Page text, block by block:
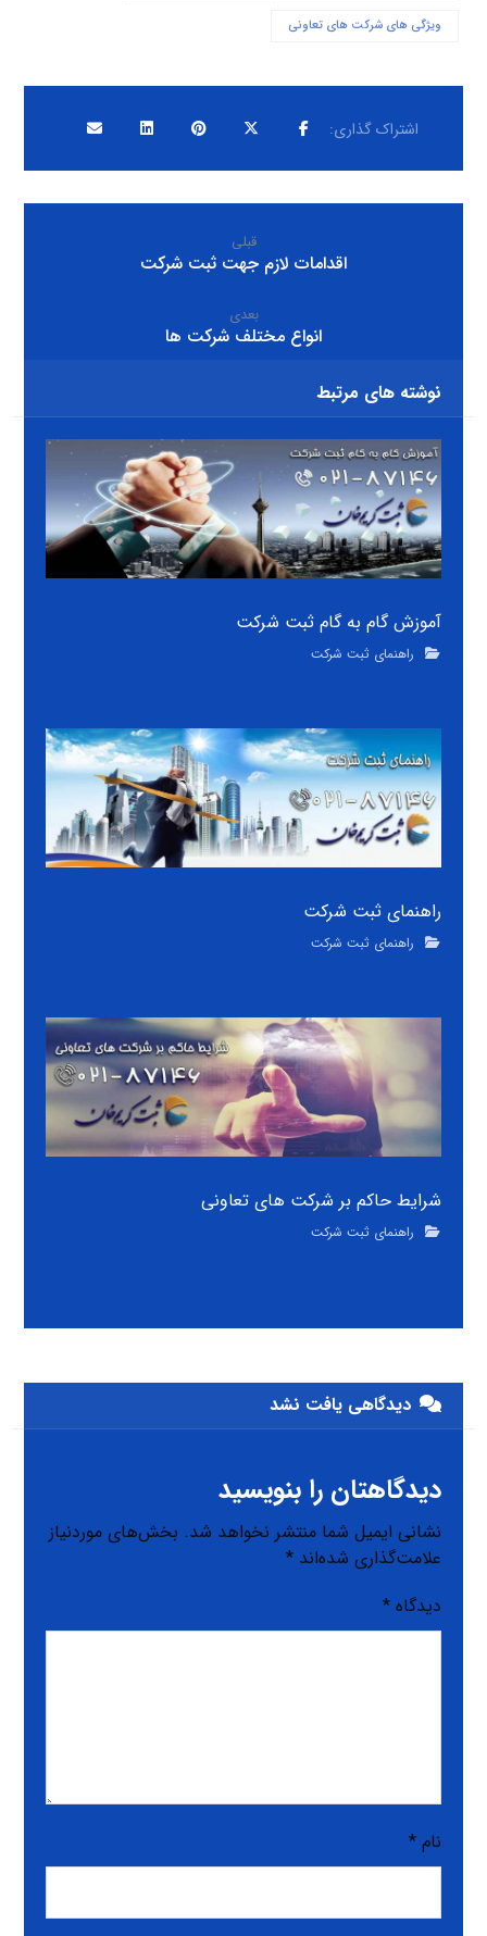
ویژگی های شرکت های تعاونی
قبلی
اقدامات لازم جهت ثبت شرکت
بعدی
انواع مختلف شرکت ها
نوشته های مرتبط
آموزش گام به گام ثبت شرکت
راهنمای ثبت شرکت
راهنمای ثبت شرکت
راهنمای ثبت شرکت
شرایط حاکم بر شرکت های تعاونی
راهنمای ثبت شرکت
دیدگاهی یافت نشد
دیدگاهتان را بنویسید
نشانی ایمیل شما منتشر نخواهد شد. بخش‌های موردنیاز
علامت‌گذاری شده‌اند*
دیدگاه*
نام*